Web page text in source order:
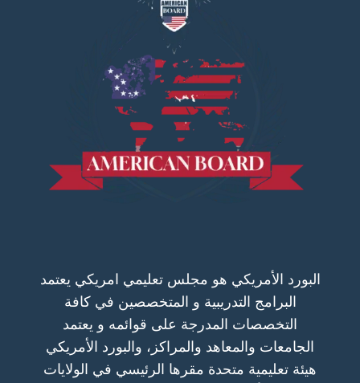
البورد الأمريكي هو مجلس تعليمي امريكي يعتمد
البرامج التدريبية و المتخصصين في كافة
التخصصات المدرجة على قوائمه و يعتمد
الجامعات والمعاهد والمراكز، والبورد الأمريكي
هيئة تعليمية متحدة مقرها الرئيسي في الولايات